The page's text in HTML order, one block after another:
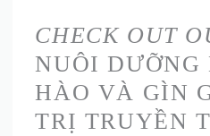
CHECK OUT
NUÔI DƯỠNG
HÀO VÀ GÌN
TRỊ TRUYỀN